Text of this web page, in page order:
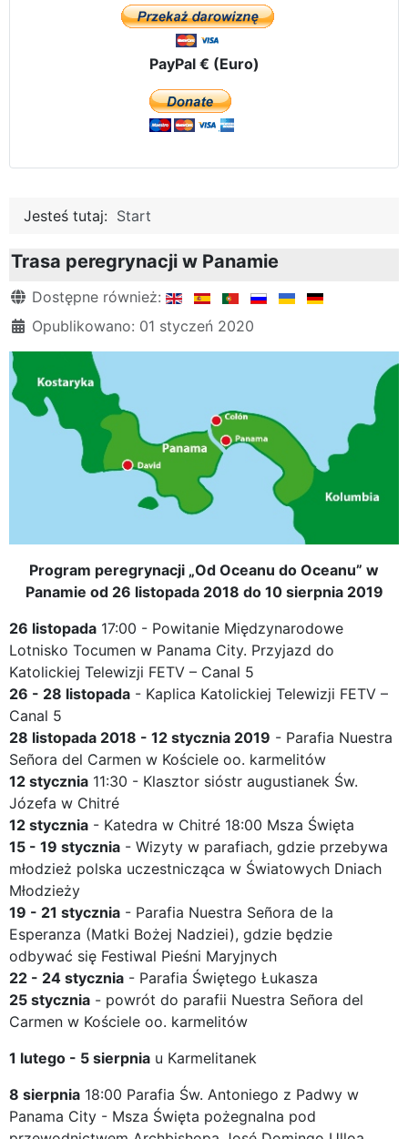
PayPal € (Euro)
Jesteś tutaj: Start
Trasa peregrynacji w Panamie
Szczegóły
Dostępne również:
Opublikowano: 01 styczeń 2020
Program peregrynacji „Od Oceanu do Oceanu” w
Panamie od 26 listopada 2018 do 10 sierpnia 2019
26 listopada 17:00 - Powitanie Międzynarodowe
Lotnisko Tocumen w Panama City. Przyjazd do
Katolickiej Telewizji FETV – Canal 5
26 - 28 listopada - Kaplica Katolickiej Telewizji FETV –
Canal 5
28 listopada 2018 - 12 stycznia 2019 - Parafia Nuestra
Señora del Carmen w Kościele oo. karmelitów
12 stycznia 11:30 - Klasztor sióstr augustianek Św.
Józefa w Chitré
12 stycznia - Katedra w Chitré 18:00 Msza Święta
15 - 19 stycznia - Wizyty w parafiach, gdzie przebywa
młodzież polska uczestnicząca w Światowych Dniach
Młodzieży
19 - 21 stycznia - Parafia Nuestra Señora de la
Esperanza (Matki Bożej Nadziei), gdzie będzie
odbywać się Festiwal Pieśni Maryjnych
22 - 24 stycznia - Parafia Świętego Łukasza
25 stycznia - powrót do parafii Nuestra Señora del
Carmen w Kościele oo. karmelitów
1 lutego - 5 sierpnia u Karmelitanek
8 sierpnia 18:00 Parafia Św. Antoniego z Padwy w
Panama City - Msza Święta pożegnalna pod